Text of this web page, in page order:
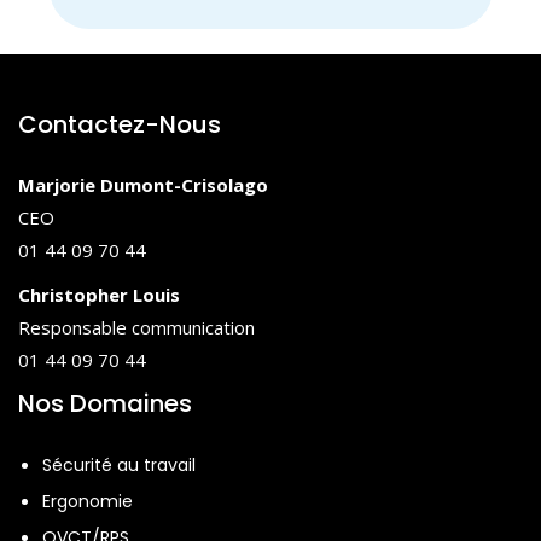
répétitivité…)
manque de pause…)
Illustrations concrètes par vidéos ou
Identifier les risques dans sa propre
activité
Travail en petits groupes : repérage
travail typiques
Échanges autour des contraintes et
Contactez-Nous
Marjorie Dumont-Crisolago
CEO
01 44 09 70 44
Christopher Louis
Responsable communication
01 44 09 70 44
Nos Domaines
Sécurité au travail
Ergonomie